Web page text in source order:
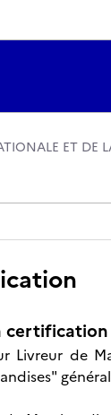
ET DE
certification
Livreur de